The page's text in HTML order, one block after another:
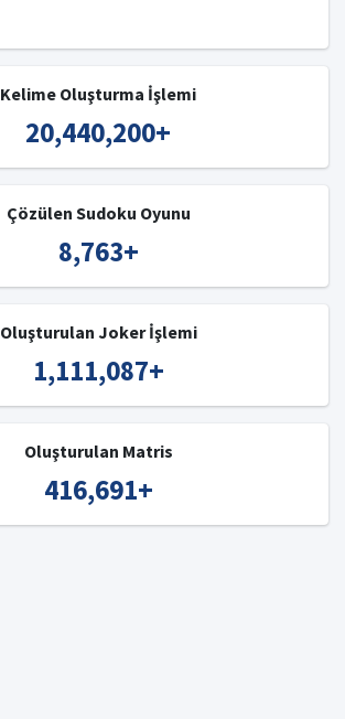
Kelime Oluşturma İşlemi
20,440,200+
Çözülen Sudoku Oyunu
8,763+
Oluşturulan Joker İşlemi
1,111,087+
Oluşturulan Matris
416,691+